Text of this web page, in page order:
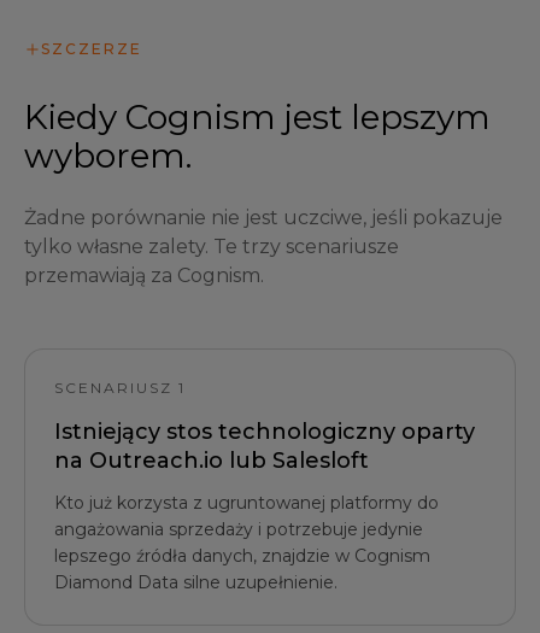
SZCZERZE
Kiedy Cognism jest lepszym
wyborem.
Żadne porównanie nie jest uczciwe, jeśli pokazuje
tylko własne zalety. Te trzy scenariusze
przemawiają za Cognism.
SCENARIUSZ 1
Istniejący stos technologiczny oparty
na Outreach.io lub Salesloft
Kto już korzysta z ugruntowanej platformy do
angażowania sprzedaży i potrzebuje jedynie
lepszego źródła danych, znajdzie w Cognism
Diamond Data silne uzupełnienie.